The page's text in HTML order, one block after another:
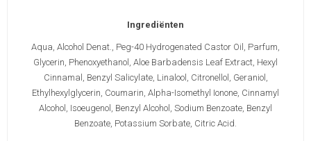
Ingrediënten
Aqua, Alcohol Denat., Peg-40 Hydrogenated Castor Oil, Parfum,
Glycerin, Phenoxyethanol, Aloe Barbadensis Leaf Extract, Hexyl
Cinnamal, Benzyl Salicylate, Linalool, Citronellol, Geraniol,
Ethylhexylglycerin, Coumarin, Alpha-Isomethyl Ionone, Cinnamyl
Alcohol, Isoeugenol, Benzyl Alcohol, Sodium Benzoate, Benzyl
Benzoate, Potassium Sorbate, Citric Acid.